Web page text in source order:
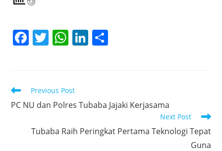
F
e
b
o
T
er
W
s
A
p
Li
dI
Read
articles
Previous Post
PC NU dan Polres Tubaba Jajaki Kerjasama
Next Post
Tubaba Raih Peringkat Pertama Teknologi Tepat
Guna